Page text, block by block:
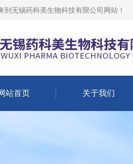
到 无锡药科美生物科技有限公司网站 ！
站首页 关于我们